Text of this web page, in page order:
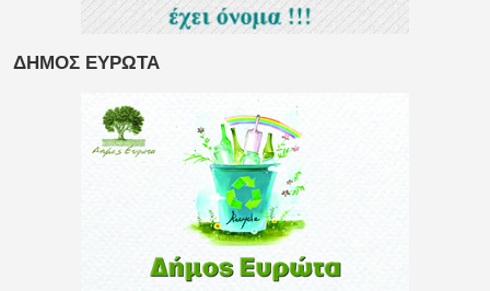
ΔΗΜΟΣ ΕΥΡΩΤΑ